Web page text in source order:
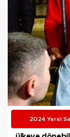
2024 Yerel